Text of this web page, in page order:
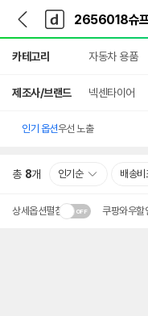
다
나
와
가
기
다
와
메
인
카테고리 자동차 용품
제조사/브랜드 넥센타이어
인기 옵션우선 노출
총 8개 인기순 배송비
상세옵션펼침 쿠팡와우할